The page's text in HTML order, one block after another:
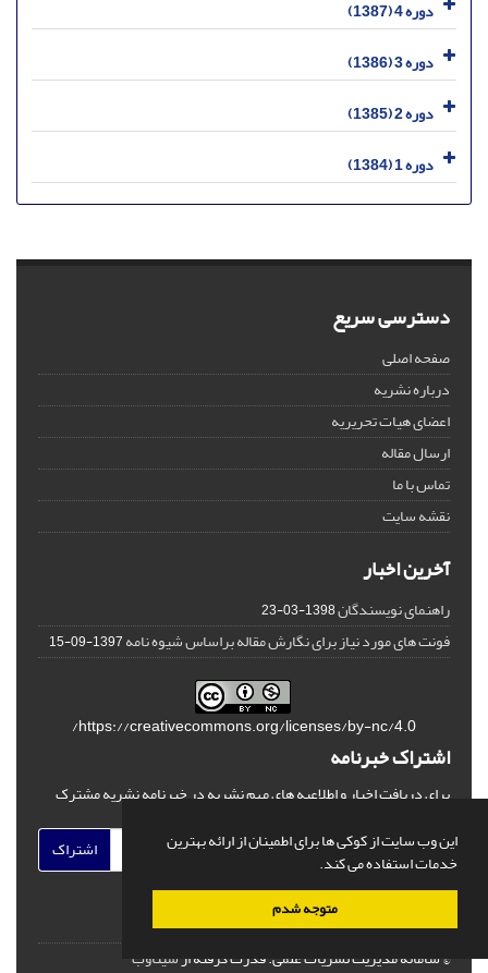
این وب سایت از کوکی ها برای اطمینان از ارائه بهترین
خدمات استفاده می کند.
متوجه شدم
دوره 4 (1387)
دوره 3 (1386)
دوره 2 (1385)
دوره 1 (1384)
دسترسی سریع
صفحه اصلی
درباره نشریه
اعضای هیات تحریریه
ارسال مقاله
تماس با ما
نقشه سایت
آخرین اخبار
راهنمای نویسندگان1398-03-23
فونت های مورد نیاز برای نگارش مقاله براساس شیوه نامه1397-09-15
https://creativecommons.org/licenses/by-nc/4.0/
اشتراک خبرنامه
برای دریافت اخبار و اطلاعیه های مهم نشریه در خبرنامه نشریه مشترک
اشتراک
© سامانه مدیریت نشریات علمی.قدرت گرفته ازسیناوب